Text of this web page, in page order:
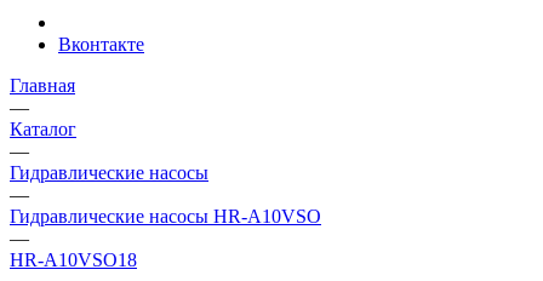
Вконтакте
Главная
—
Каталог
—
Гидравлические насосы
—
Гидравлические насосы HR-A10VSO
—
HR-A10VSO18